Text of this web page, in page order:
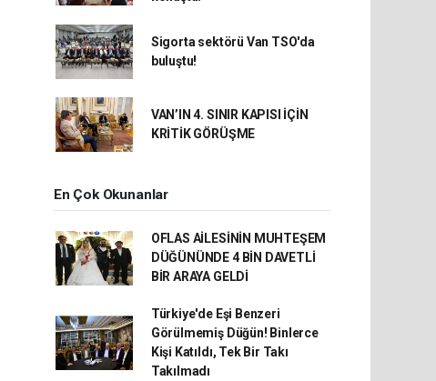
Sigorta sektörü Van TSO'da
buluştu!
VAN’IN 4. SINIR KAPISI İÇİN
KRİTİK GÖRÜŞME
En Çok Okunanlar
OFLAS AİLESİNİN MUHTEŞEM
DÜĞÜNÜNDE 4 BİN DAVETLİ
BİR ARAYA GELDİ
Türkiye'de Eşi Benzeri
Görülmemiş Düğün! Binlerce
Kişi Katıldı, Tek Bir Takı
Takılmadı